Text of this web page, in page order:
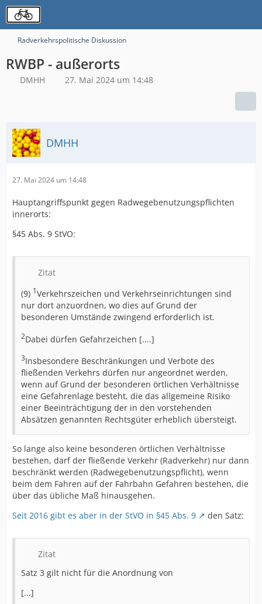
Radverkehrspolitische Diskussion
RWBP - außerorts
DMHH 27. Mai 2024 um 14:48
DMHH
27. Mai 2024 um 14:48
Hauptangriffspunkt gegen Radwegebenutzungspflichten
innerorts:
§45 Abs. 9 StVO:
Zitat
(9) 1Verkehrszeichen und Verkehrseinrichtungen sind
nur dort anzuordnen, wo dies auf Grund der
besonderen Umstände zwingend erforderlich ist.
2Dabei dürfen Gefahrzeichen [....]
3Insbesondere Beschränkungen und Verbote des
fließenden Verkehrs dürfen nur angeordnet werden,
wenn auf Grund der besonderen örtlichen Verhältnisse
eine Gefahrenlage besteht, die das allgemeine Risiko
einer Beeinträchtigung der in den vorstehenden
Absätzen genannten Rechtsgüter erheblich übersteigt.
So lange also keine besonderen örtlichen Verhältnisse
bestehen, darf der fließende Verkehr (Radverkehr) nur dann
beschränkt werden (Radwegebenutzungspflicht), wenn
beim dem Fahren auf der Fahrbahn Gefahren bestehen, die
über das übliche Maß hinausgehen.
Seit 2016 gibt es aber in der StVO in §45 Abs. 9
den Satz:
Zitat
Satz 3 gilt nicht für die Anordnung von
[...]